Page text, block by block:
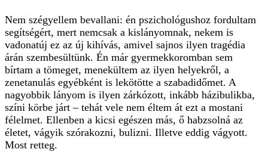
Nem szégyellem bevallani: én pszichológushoz fordultam
segítségért, mert nemcsak a kislányomnak, nekem is
vadonatúj ez az új kihívás, amivel sajnos ilyen tragédia
árán szembesültünk. Én már gyermekkoromban sem
bírtam a tömeget, menekültem az ilyen helyekről, a
zenetanulás egyébként is lekötötte a szabadidőmet. A
nagyobbik lányom is ilyen zárkózott, inkább házibulikba,
színi körbe járt – tehát vele nem éltem át ezt a mostani
félelmet. Ellenben a kicsi egészen más, ő habzsolná az
életet, vágyik szórakozni, bulizni. Illetve eddig vágyott.
Most retteg.